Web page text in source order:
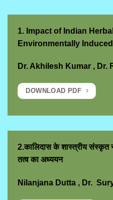
1. Impact of Indian
Environmentally
Dr. Akhilesh Kumar , Dr.
DOWNLOAD PDF
2.कालिदास के शास्त्रीय संस्कृत
तत्व का अध्ययन
Nilanjana Dutta , Dr.